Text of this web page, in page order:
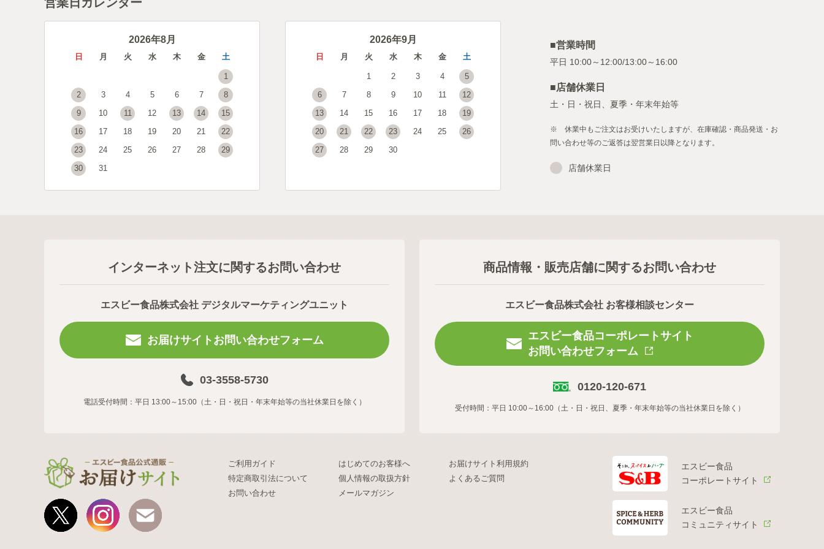
2026年8月
日 月 火 水 木 金 土
1
2
3 4 5 6 7
8
9
10 11 12 13 14
15
16
17 18 19 20 21
22
23
24 25 26 27 28
29
30
31
2026年9月
日 月 火 水 木 金 土
1 2 3 4
5
6
7 8 9 10 11
12
13
14 15 16 17 18
19
20
21 22 23 24 25
26
27
28 29 30
■営業時間
■店舗休業日
土・日・祝日、夏季・年末年始等
※ 休業中もご注文はお受けいたしますが、在庫確認・商品発送・お
問い合わせ等のご返答は翌営業日以降となります。
店舗休業日
インターネット注文に関するお問い合わせ
エスビー食品株式会社 デジタルマーケティングユニット
お届けサイトお問い合わせフォーム
03-3558-5730
電話受付時間：平日 13:00～15:00（土・日・祝日・年末年始等の当社休業日を除く）
商品情報・販売店舗に関するお問い合わせ
エスビー食品株式会社 お客様相談センター
エスビー食品コーポレートサイト
お問い合わせフォーム
0120-120-671
受付時間：平日 10:00～16:00（土・日・祝日、夏季・年末年始等の当社休業日を除く）
ご利用ガイド はじめてのお客様へ
お届けサイト利用規約
特定商取引法について
個人情報の取扱方針
よくあるご質問
お問い合わせ
メールマガジン
エスビー食品
コーポレートサイト
エスビー食品
コミュニティサイト